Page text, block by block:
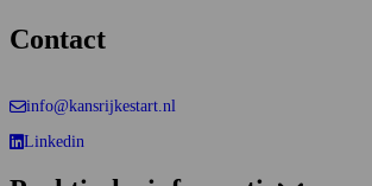
Contact
info@kansrijkestart.nl
Linkedin
Deze link gaat naar een externe website.